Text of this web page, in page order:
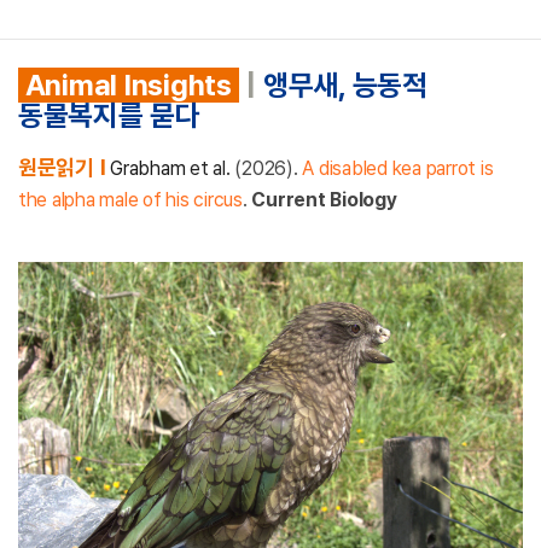
Animal Insights
앵무새, 능동적
동물복지를 묻다
원문읽기 IGrabham et al. (2026).A disabled kea parrot is
the alpha male of his circus. Current Biology